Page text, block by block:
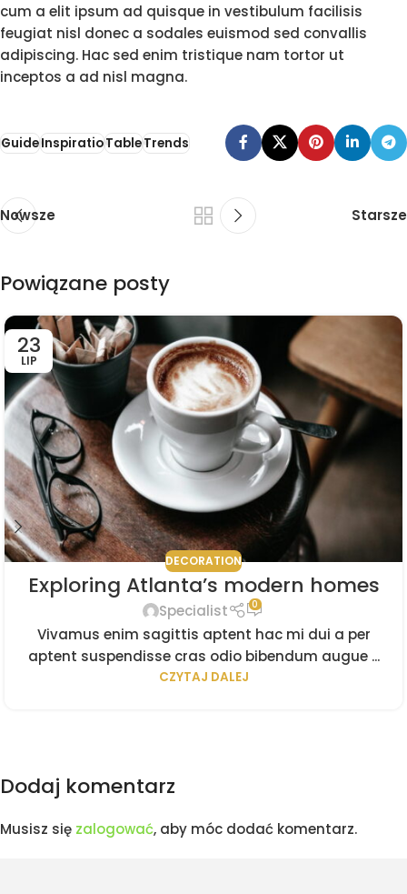
cum a elit ipsum ad quisque in vestibulum facilisis
feugiat nisl donec a sodales euismod sed convallis
adipiscing. Hac sed enim tristique nam tortor ut
inceptos a ad nisl magna.
GuideInspiratioTableTrends
Nowsze Starsze
Powiązane posty
23
LIP
DECORATION
Exploring Atlanta’s modern homes
Specialist 0
Vivamus enim sagittis aptent hac mi dui a per
aptent suspendisse cras odio bibendum augue ...
CZYTAJ DALEJ
Dodaj komentarz
Musisz się zalogować, aby móc dodać komentarz.